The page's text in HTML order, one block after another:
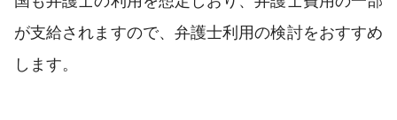
が支給されますので、弁護士利用の検討をおすすめ
します。